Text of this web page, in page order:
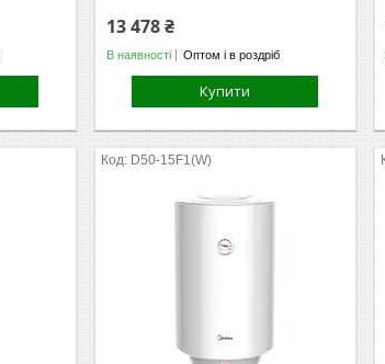
13 478 ₴
В наявності Оптом і в роздріб
Купити
D50-15F1(W)